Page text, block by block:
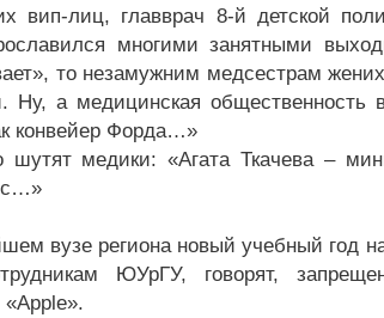
вип-лиц, главврач 8-й детской
многими занятными
то незамужним медсестрам
Ну, а медицинская общественность
конвейер Форда…»
шутят медики: «Агата Ткачева –
вузе региона новый учебный год
ЮУрГУ, говорят,
«Apple».